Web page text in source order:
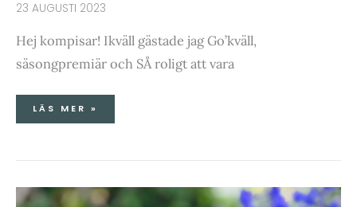
23 AUGUSTI 2023
Hej kompisar! Ikväll gästade jag Go’kväll,
säsongpremiär och SÅ roligt att vara
LÄS MER »
BLÅBÄRSTIDER